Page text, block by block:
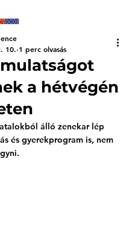
a hétvégén
10. 1 perc olvasás
álló zenekar lép
és gyerekprogram is, nem